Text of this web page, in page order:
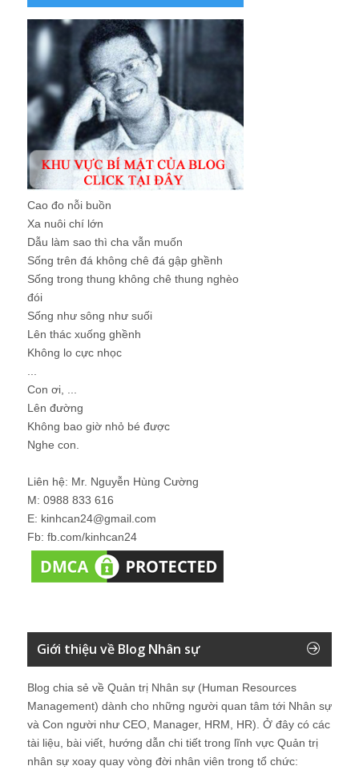
Cao đo nỗi buồn
Xa nuôi chí lớn
Dẫu làm sao thì cha vẫn muốn
Sống trên đá không chê đá gập ghềnh
Sống trong thung không chê thung nghèo
đói
Sống như sông như suối
Lên thác xuống ghềnh
Không lo cực nhọc
Con ơi, ...
Lên đường
Không bao giờ nhỏ bé được
Nghe con.
Liên hệ: Mr. Nguyễn Hùng Cường
M: 0988 833 616
E: kinhcan24@gmail.com
Fb: fb.com/kinhcan24
Giới thiệu về Blog Nhân sự
Blog chia sẻ về Quản trị Nhân sự (Human Resources
Management) dành cho những người quan tâm tới Nhân sự
và Con người như CEO, Manager, HRM, HR). Ở đây có các
tài liệu, bài viết, hướng dẫn chi tiết trong lĩnh vực Quản trị
nhân sự xoay quay vòng đời nhân viên trong tổ chức: